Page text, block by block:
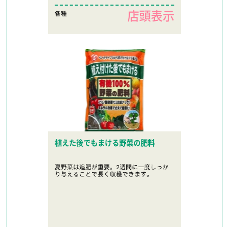
各種 店頭表示
植えた後でもまける野菜の肥料
夏野菜は追肥が重要。2週間に一度しっか
り与えることで長く収穫できます。